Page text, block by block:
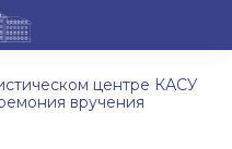
центре КАСУ
вручения